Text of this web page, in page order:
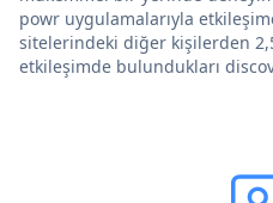
powr uygulamalarıyla
sitelerindeki diğer kişilerden
etkileşimde bulundukları